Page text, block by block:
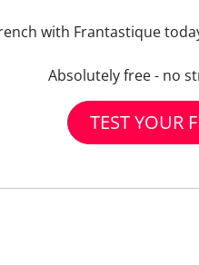
with Frantastique
Absolutely free - no
TEST YOUR